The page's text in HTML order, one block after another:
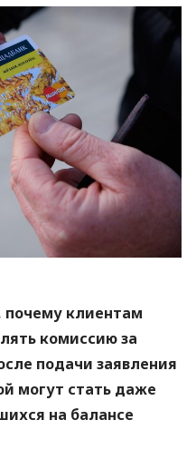
клиентам
комиссию за
подачи заявления
могут стать даже
на балансе